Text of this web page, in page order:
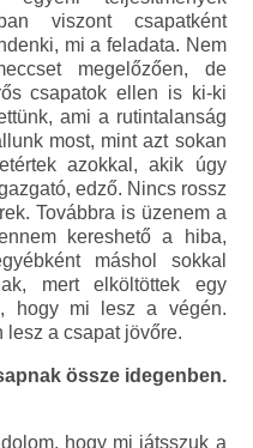
viszont csapatként
mi a feladata. Nem
megelőzően, de
csapatok ellen is ki-ki
ami a rutintalanság
most, mint azt sokan
azokkal, akik úgy
edző. Nincs rossz
Továbbra is üzenem a
kereshető a hiba,
máshol sokkal
mert elköltöttek egy
hogy mi lesz a végén.
lesz a csapat jövőre.
össze idegenben.
hogy mi játsszuk a